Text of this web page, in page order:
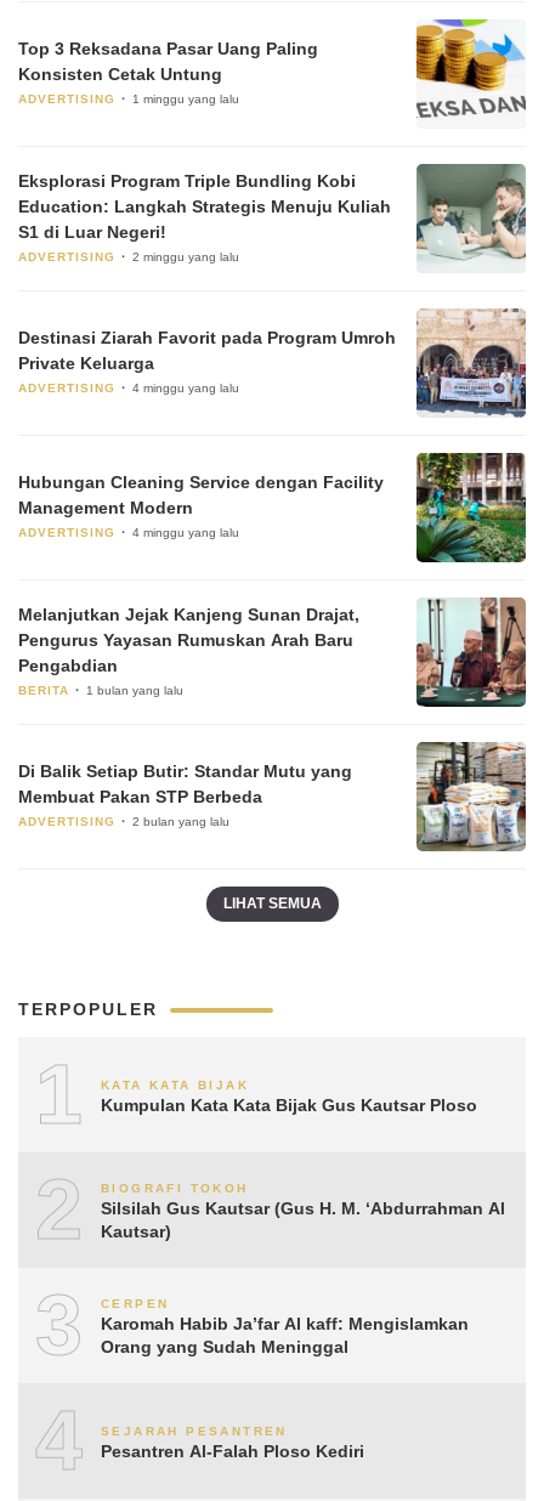
Top 3 Reksadana Pasar Uang Paling
Konsisten Cetak Untung
ADVERTISING 1 minggu yang lalu
Eksplorasi Program Triple Bundling Kobi
Education: Langkah Strategis Menuju Kuliah
S1 di Luar Negeri!
ADVERTISING 2 minggu yang lalu
Destinasi Ziarah Favorit pada Program Umroh
Private Keluarga
ADVERTISING 4 minggu yang lalu
Hubungan Cleaning Service dengan Facility
Management Modern
ADVERTISING 4 minggu yang lalu
Melanjutkan Jejak Kanjeng Sunan Drajat,
Pengurus Yayasan Rumuskan Arah Baru
Pengabdian
BERITA 1 bulan yang lalu
Di Balik Setiap Butir: Standar Mutu yang
Membuat Pakan STP Berbeda
ADVERTISING 2 bulan yang lalu
LIHAT SEMUA
TERPOPULER
1 KATA KATA BIJAK
Kumpulan Kata Kata Bijak Gus Kautsar Ploso
2 BIOGRAFI TOKOH
Silsilah Gus Kautsar (Gus H. M. ‘Abdurrahman Al
Kautsar)
3 CERPEN
Karomah Habib Ja’far Al kaff: Mengislamkan
Orang yang Sudah Meninggal
4 SEJARAH PESANTREN
Pesantren Al-Falah Ploso Kediri